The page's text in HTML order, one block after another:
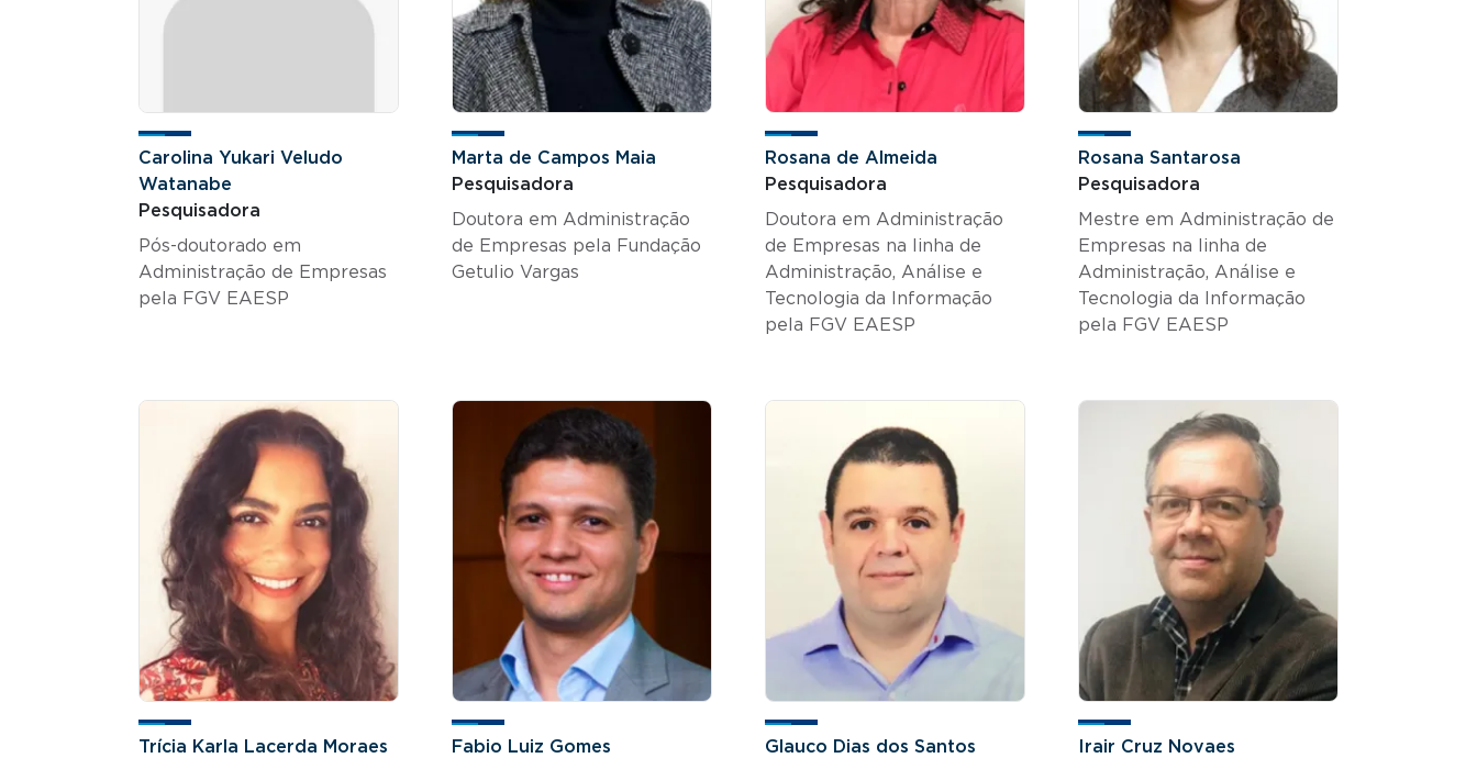
Carolina Yukari Veludo
Watanabe
Pesquisadora
Pós-doutorado em
Administração de Empresas
pela FGV EAESP
Marta de Campos Maia
Pesquisadora
Doutora em Administração
de Empresas pela Fundação
Getulio Vargas
Rosana de Almeida
Pesquisadora
Doutora em Administração
de Empresas na linha de
Administração, Análise e
Tecnologia da Informação
pela FGV EAESP
Rosana Santarosa
Pesquisadora
Mestre em Administração de
Empresas na linha de
Administração, Análise e
Tecnologia da Informação
pela FGV EAESP
Trícia Karla Lacerda Moraes
Fabio Luiz Gomes
Glauco Dias dos Santos
Irair Cruz Novaes